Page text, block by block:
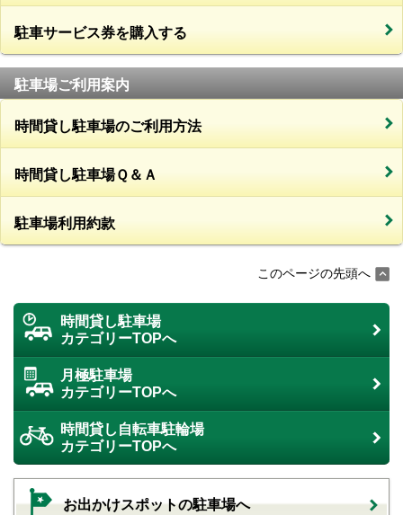
駐車サービス券を購入する
駐車場ご利用案内
時間貸し駐車場のご利用方法
時間貸し駐車場Ｑ＆Ａ
駐車場利用約款
このページの先頭へ
時間貸し駐車場
カテゴリーTOPへ
月極駐車場
カテゴリーTOPへ
時間貸し自転車駐輪場
カテゴリーTOPへ
お出かけスポットの駐車場へ